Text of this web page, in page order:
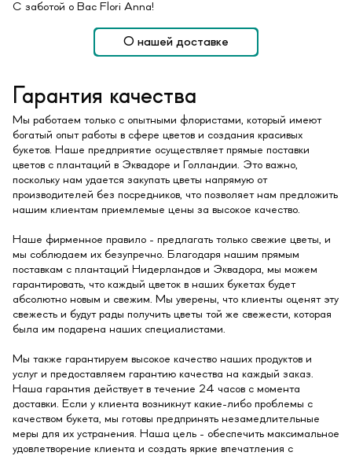
С заботой о Вас Flori Anna!
О нашей доставке
Гарантия качества
Мы работаем только с опытными флористами, который имеют
богатый опыт работы в сфере цветов и создания красивых
букетов. Наше предприятие осуществляет прямые поставки
цветов с плантаций в Эквадоре и Голландии. Это важно,
поскольку нам удается закупать цветы напрямую от
производителей без посредников, что позволяет нам предложить
нашим клиентам приемлемые цены за высокое качество.
Наше фирменное правило - предлагать только свежие цветы, и
мы соблюдаем их безупречно. Благодаря нашим прямым
поставкам с плантаций Нидерландов и Эквадора, мы можем
гарантировать, что каждый цветок в наших букетах будет
абсолютно новым и свежим. Мы уверены, что клиенты оценят эту
свежесть и будут рады получить цветы той же свежести, которая
была им подарена наших специалистами.
Мы также гарантируем высокое качество наших продуктов и
услуг и предоставляем гарантию качества на каждый заказ.
Наша гарантия действует в течение 24 часов с момента
доставки. Если у клиента возникнут какие-либо проблемы с
качеством букета, мы готовы предпринять незамедлительные
меры для их устранения. Наша цель - обеспечить максимальное
удовлетворение клиента и создать яркие впечатления с